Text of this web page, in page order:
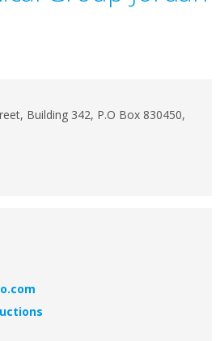
Building 342, P.O Box 830450,